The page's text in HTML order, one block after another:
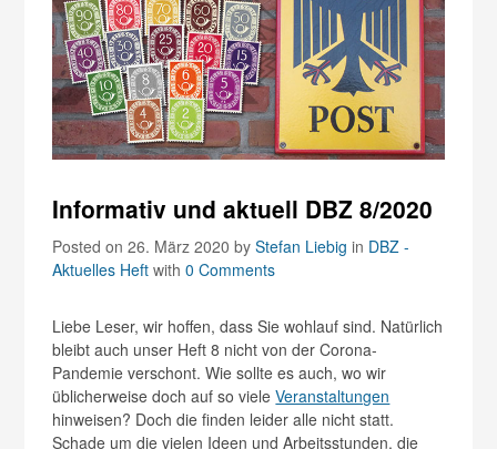
Informativ und aktuell DBZ 8/2020
Posted on 26. März 2020byStefan Liebig in DBZ -
Aktuelles Heft with0 Comments
Liebe Leser, wir hoffen, dass Sie wohlauf sind. Natürlich
bleibt auch unser Heft 8 nicht von der Corona-
Pandemie verschont. Wie sollte es auch, wo wir
üblicherweise doch auf so vieleVeranstaltungen
hinweisen? Doch die finden leider alle nicht statt.
Schade um die vielen Ideen und Arbeitsstunden, die